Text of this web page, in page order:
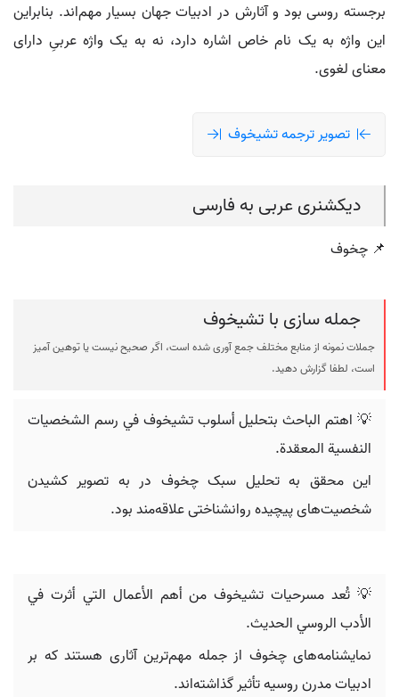
برجسته روسی بود و آثارش در ادبیات جهان بسیار مهم‌اند. بنابراین
این واژه به یک نام خاص اشاره دارد، نه به یک واژه عربیِ دارای
معنای لغوی.
تصویر ترجمه تشيخوف
دیکشنری عربی به فارسی
📌 چخوف
جمله سازی با تشيخوف
جملات نمونه از منابع مختلف جمع آوری شده است، اگر صحیح نیست یا توهین آمیز
است، لطفا گزارش دهید.
💡 اهتم الباحث بتحليل أسلوب تشيخوف في رسم الشخصيات
النفسية المعقدة.
این محقق به تحلیل سبک چخوف در به تصویر کشیدن
شخصیت‌های پیچیده روانشناختی علاقه‌مند بود.
💡 تُعد مسرحيات تشيخوف من أهم الأعمال التي أثرت في
الأدب الروسي الحديث.
نمایشنامه‌های چخوف از جمله مهم‌ترین آثاری هستند که بر
ادبیات مدرن روسیه تأثیر گذاشته‌اند.